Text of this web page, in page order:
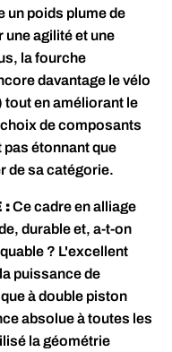
un poids plume de
agilité et une
la fourche
davantage le vélo
tout en améliorant le
de composants
étonnant que
de sa catégorie.
:Ce cadre en alliage
durable et, a-t-on
? L'excellent
puissance de
à double piston
absolue à toutes les
la géométrie